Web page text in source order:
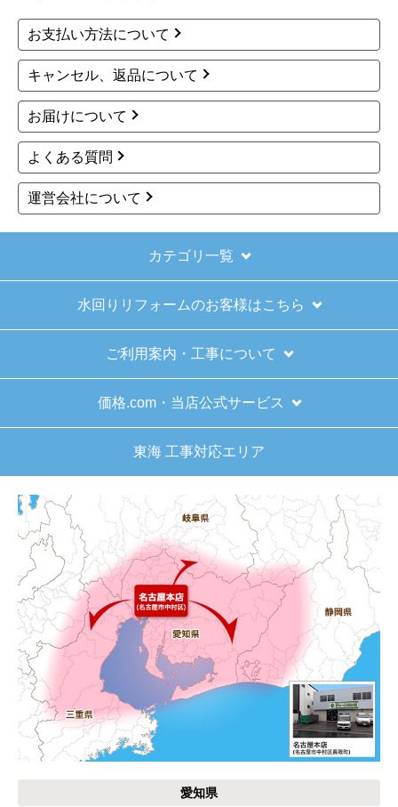
できました。また機会があれば是非利用したいと
思います。
きょりけ
2025年11月9日 07:54
欲しい商品をスムーズに注文できましたか？
はい
予定の期日までに商品が届きましたか？
はい
【注文商品】給湯器 【注文時期】2025
年11月頃（モバイルから）
【このショップを選んだ理由は？】
キッチン混合栓に続いて2回目の利用です。価格が
リーズナブルで、HPの構成から見てしっかりして
いる会社だなと思っていたので再度利用。やはり
期待通りにきちんと対応してもらえました。
【注文からどのくらいで届きましたか？】
工事日を自分から発注の2週間先にしていたので、
遅れることもなく予定通りに工事前に到着。
【その他感想・コメント】
保証書に添付する工事店の証明もきちんと対応し
次に何か交換タイミングが来たら、一番の候補先
お支払い方法について
キャンセル、返品について
お届けについて
よくある質問
運営会社について
カテゴリ一覧
水回りリフォームのお客様はこちら
ご利用案内・工事について
価格.com・当店公式サービス
東海 工事対応エリア
愛知県